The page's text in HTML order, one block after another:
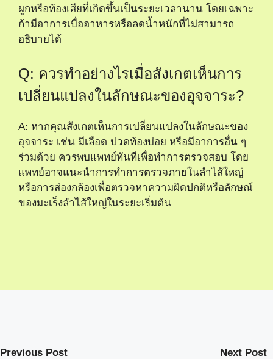
ผูกหรือท้องเสียที่เกิดขึ้นเป็นระยะเวลานาน โดยเฉพาะ
ถ้ามีอาการเบื่ออาหารหรือลดน้ำหนักที่ไม่สามารถ
อธิบายได้
Q: ควรทำอย่างไรเมื่อสังเกตเห็นการ
เปลี่ยนแปลงในลักษณะของอุจจาระ?
A: หากคุณสังเกตเห็นการเปลี่ยนแปลงในลักษณะของ
อุจจาระ เช่น มีเลือด ปวดท้องบ่อย หรือมีอาการอื่น ๆ
ร่วมด้วย ควรพบแพทย์ทันทีเพื่อทำการตรวจสอบ โดย
แพทย์อาจแนะนำการทำการตรวจภายในลำไส้ใหญ่
หรือการส่องกล้องเพื่อตรวจหาความผิดปกติหรือลักษณ์
ของมะเร็งลำไส้ใหญ่ในระยะเริ่มต้น
Previous Post Next Post